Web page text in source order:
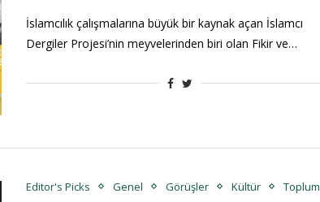
İslamcılık çalışmalarına büyük bir kaynak açan İslamcı
Dergiler Projesi’nin meyvelerinden biri olan Fikir ve…
Editor's Picks Genel Görüşler Kültür Toplum